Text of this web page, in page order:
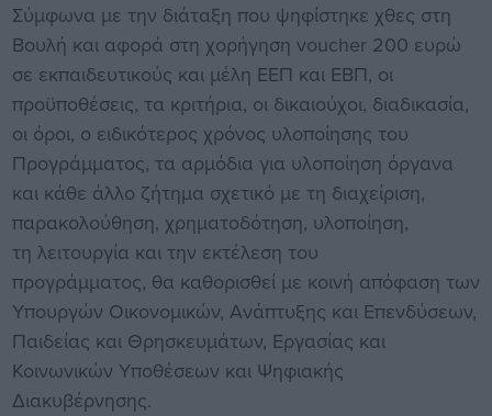
Σύμφωνα με την διάταξη που ψηφίστηκε χθες στη
Βουλή και αφορά στη χορήγηση voucher 200 ευρώ
σε εκπαιδευτικούς και μέλη ΕΕΠ και ΕΒΠ, οι
προϋποθέσεις, τα κριτήρια, οι δικαιούχοι, διαδικασία,
οι όροι, ο ειδικότερος χρόνος υλοποίησης του
Προγράμματος, τα αρμόδια για υλοποίηση όργανα
και κάθε άλλο ζήτημα σχετικό με τη διαχείριση,
παρακολούθηση, χρηματοδότηση, υλοποίηση,
τη λειτουργία και την εκτέλεση του
προγράμματος, θα καθορισθεί με κοινή απόφαση των
Υπουργών Οικονομικών, Ανάπτυξης και Επενδύσεων,
Παιδείας και Θρησκευμάτων, Εργασίας και
Κοινωνικών Υποθέσεων και Ψηφιακής
Διακυβέρνησης.